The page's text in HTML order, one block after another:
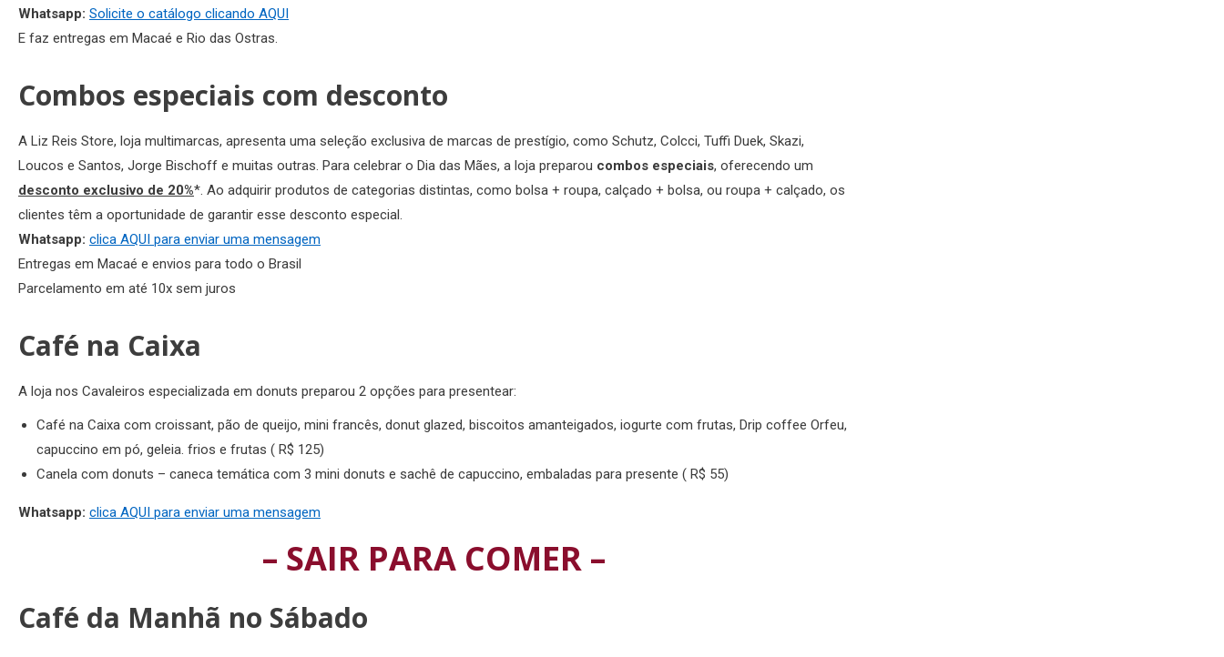
Whatsapp: Solicite o catálogo clicando AQUI
E faz entregas em Macaé e Rio das Ostras.
Combos especiais com desconto
A Liz Reis Store, loja multimarcas, apresenta uma seleção exclusiva de marcas de prestígio, como Schutz, Colcci, Tuffi Duek, Skazi,
Loucos e Santos, Jorge Bischoff e muitas outras. Para celebrar o Dia das Mães, a loja preparou combos especiais, oferecendo um
desconto exclusivo de 20%*. Ao adquirir produtos de categorias distintas, como bolsa + roupa, calçado + bolsa, ou roupa + calçado, os
clientes têm a oportunidade de garantir esse desconto especial.
Whatsapp: clica AQUI para enviar uma mensagem
Entregas em Macaé e envios para todo o Brasil
Parcelamento em até 10x sem juros
Café na Caixa
A loja nos Cavaleiros especializada em donuts preparou 2 opções para presentear:
Café na Caixa com croissant, pão de queijo, mini francês, donut glazed, biscoitos amanteigados, iogurte com frutas, Drip coffee Orfeu,
capuccino em pó, geleia. frios e frutas ( R$ 125)
Canela com donuts – caneca temática com 3 mini donuts e sachê de capuccino, embaladas para presente ( R$ 55)
Whatsapp: clica AQUI para enviar uma mensagem
– SAIR PARA COMER –
Café da Manhã no Sábado